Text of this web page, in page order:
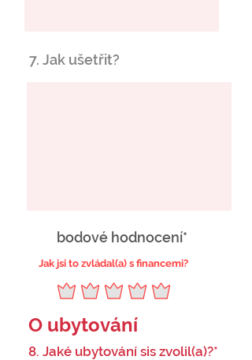
7. Jak ušetřit?
bodové hodnocení*
Jak jsi to zvládal(a) s financemi?
O ubytování
8. Jaké ubytování sis zvolil(a)?*